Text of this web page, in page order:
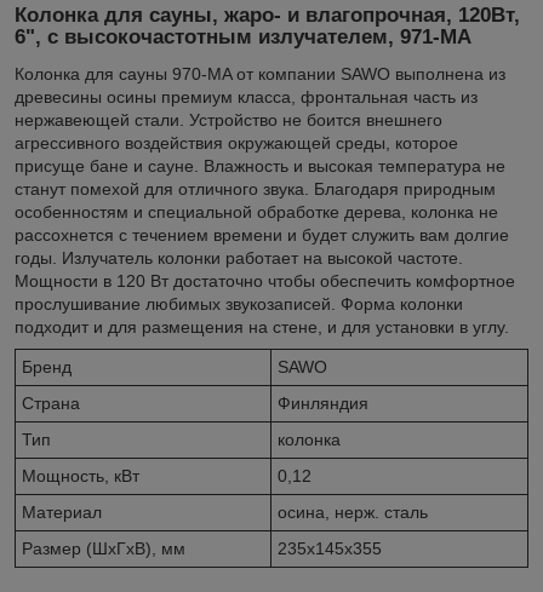
Колонка для сауны, жаро- и влагопрочная, 120Вт,
6", с высокочастотным излучателем, 971-MA
Колонка для сауны 970-MA от компании SAWO выполнена из
древесины осины премиум класса, фронтальная часть из
нержавеющей стали. Устройство не боится внешнего
агрессивного воздействия окружающей среды, которое
присуще бане и сауне. Влажность и высокая температура не
станут помехой для отличного звука. Благодаря природным
особенностям и специальной обработке дерева, колонка не
рассохнется с течением времени и будет служить вам долгие
годы. Излучатель колонки работает на высокой частоте.
Мощности в 120 Вт достаточно чтобы обеспечить комфортное
прослушивание любимых звукозаписей. Форма колонки
подходит и для размещения на стене, и для установки в углу.
Бренд
SAWO
Страна
Финляндия
Тип
колонка
Мощность, кВт
0,12
Материал
осина, нерж. сталь
Размер (ШxГxВ), мм
235x145x355